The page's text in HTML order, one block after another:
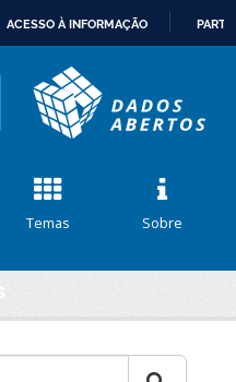
ACESSO À INFORMAÇÃO
Temas Sobre